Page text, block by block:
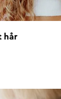
hår